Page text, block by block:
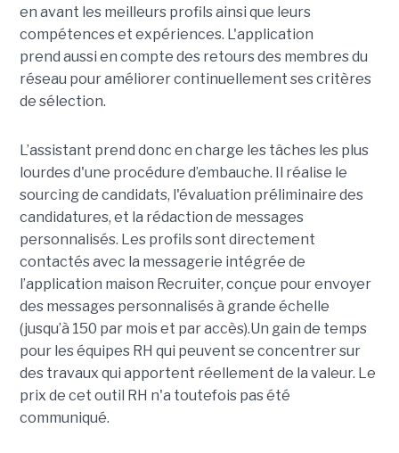
en avant les meilleurs profils ainsi que leurs
compétences et expériences. L'application
prend aussi en compte des retours des membres du
réseau pour améliorer continuellement ses critères
de sélection.
L’assistant prend donc en charge les tâches les plus
lourdes d'une procédure d’embauche. Il réalise le
sourcing de candidats, l'évaluation préliminaire des
candidatures, et la rédaction de messages
personnalisés. Les profils sont directement
contactés avec la messagerie intégrée de
l’application maison Recruiter, conçue pour envoyer
des messages personnalisés à grande échelle
(jusqu’à 150 par mois et par accès).Un gain de temps
pour les équipes RH qui peuvent se concentrer sur
des travaux qui apportent réellement de la valeur. Le
prix de cet outil RH n'a toutefois pas été
communiqué.